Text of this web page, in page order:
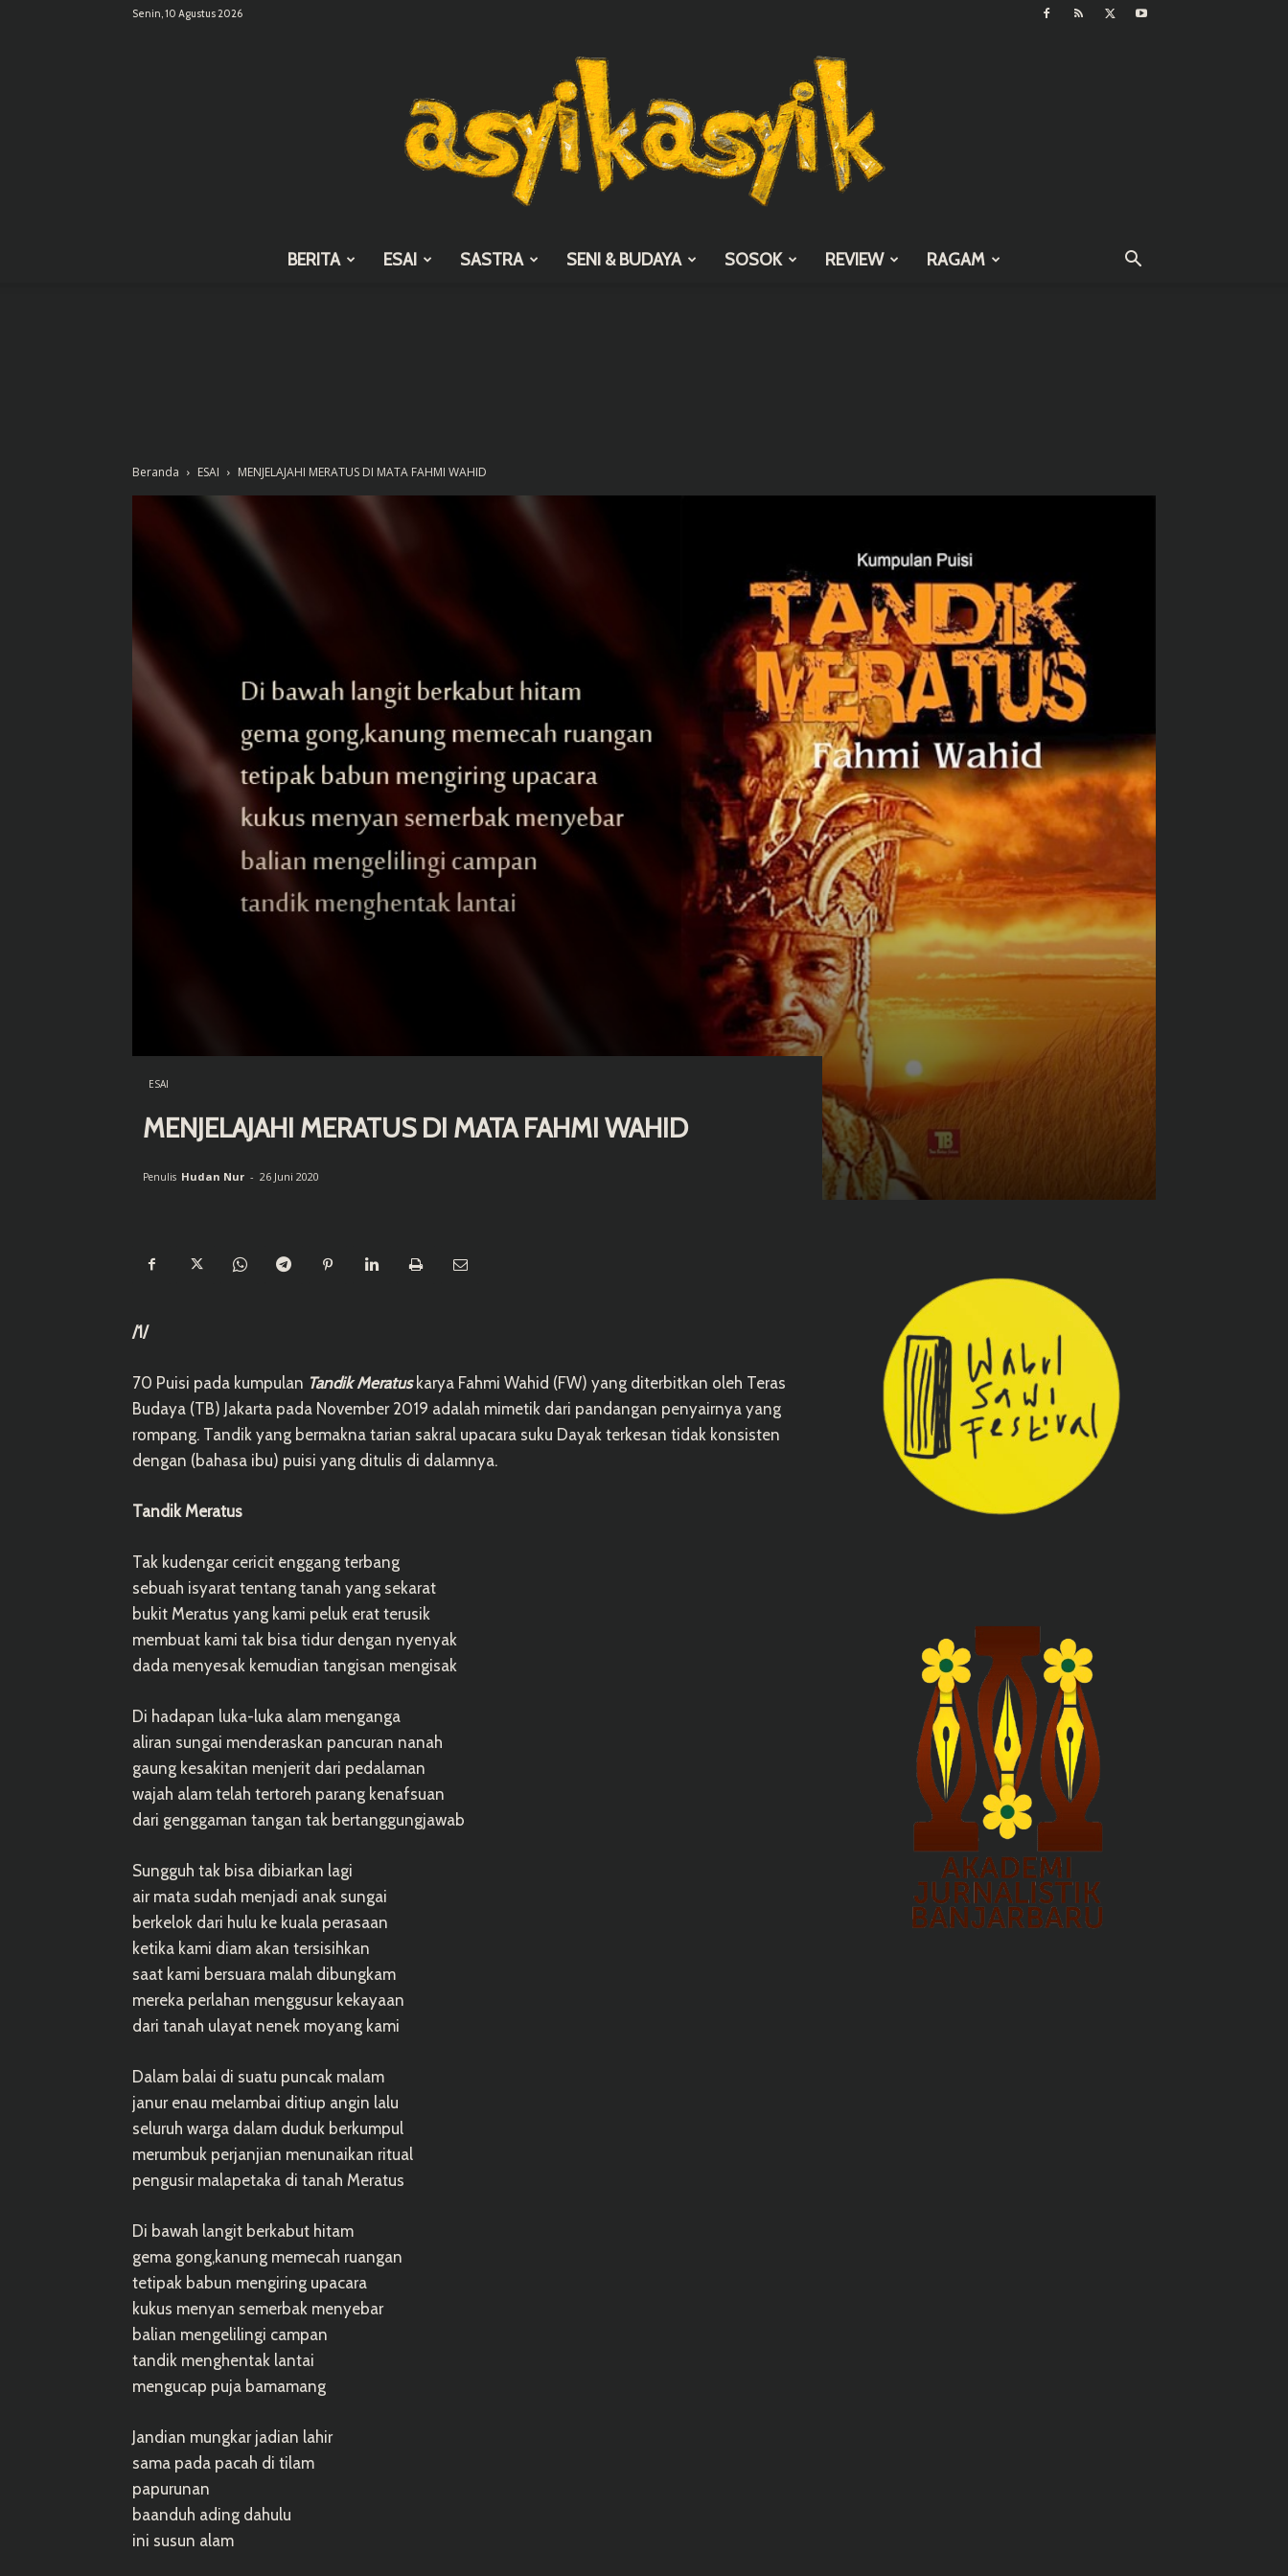
Senin, 10 Agustus 2026
BERITA ESAI SASTRA SENI & BUDAYA SOSOK REVIEW RAGAM
Beranda ESAI MENJELAJAHI MERATUS DI MATA FAHMI WAHID
ESAI
MENJELAJAHI MERATUS DI MATA FAHMI WAHID
Penulis Hudan Nur - 26 Juni 2020
/1/
70 Puisi pada kumpulan Tandik Meratuskarya Fahmi Wahid (FW) yang diterbitkan oleh Teras
Budaya (TB) Jakarta pada November 2019 adalah mimetik dari pandangan penyairnya yang
rompang. Tandik yang bermakna tarian sakral upacara suku Dayak terkesan tidak konsisten
dengan (bahasa ibu) puisi yang ditulis di dalamnya.
Tandik Meratus
Tak kudengar cericit enggang terbang
sebuah isyarat tentang tanah yang sekarat
bukit Meratus yang kami peluk erat terusik
membuat kami tak bisa tidur dengan nyenyak
dada menyesak kemudian tangisan mengisak
Di hadapan luka-luka alam menganga
aliran sungai menderaskan pancuran nanah
gaung kesakitan menjerit dari pedalaman
wajah alam telah tertoreh parang kenafsuan
dari genggaman tangan tak bertanggungjawab
Sungguh tak bisa dibiarkan lagi
air mata sudah menjadi anak sungai
berkelok dari hulu ke kuala perasaan
ketika kami diam akan tersisihkan
saat kami bersuara malah dibungkam
mereka perlahan menggusur kekayaan
dari tanah ulayat nenek moyang kami
Dalam balai di suatu puncak malam
janur enau melambai ditiup angin lalu
seluruh warga dalam duduk berkumpul
merumbuk perjanjian menunaikan ritual
pengusir malapetaka di tanah Meratus
Di bawah langit berkabut hitam
gema gong,kanung memecah ruangan
tetipak babun mengiring upacara
kukus menyan semerbak menyebar
balian mengelilingi campan
tandik menghentak lantai
mengucap puja bamamang
Jandian mungkar jadian lahir
sama pada pacah di tilam
papurunan
baanduh ading dahulu
ini susun alam